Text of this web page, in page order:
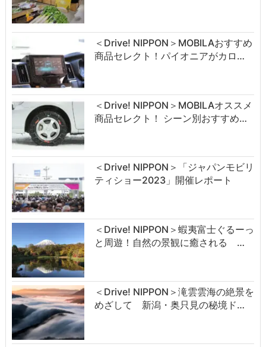
＜Drive! NIPPON＞MOBILAおすすめ
商品セレクト！パイオニアがカロ…
＜Drive! NIPPON＞MOBILAオススメ
商品セレクト！ シーン別おすすめ…
＜Drive! NIPPON＞「ジャパンモビリ
ティショー2023」開催レポート
＜Drive! NIPPON＞蝦夷富士ぐるーっ
と周遊！自然の景観に癒される …
＜Drive! NIPPON＞滝雲雲海の絶景を
めざして 新潟・奥只見の秘境ド…